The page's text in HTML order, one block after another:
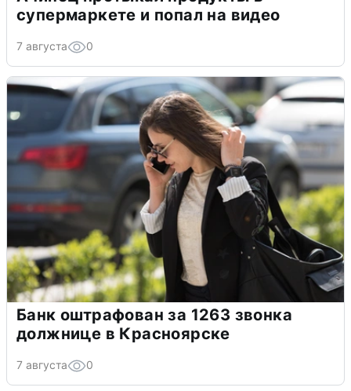
супермаркете и попал на видео
7 августа 0
Банк оштрафован за 1263 звонка
должнице в Красноярске
7 августа 0